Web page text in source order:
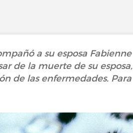
a su esposa Fabienne
de la muerte de su esposa,
de las enfermedades. Para